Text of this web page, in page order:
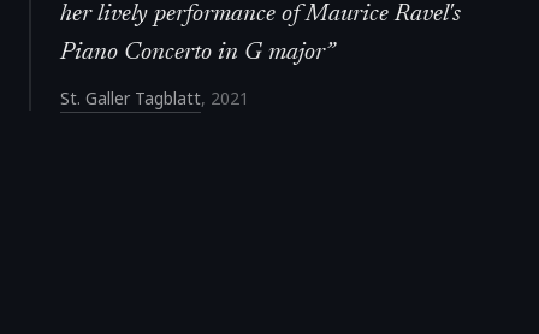
her lively performance of Maurice Ravel's
Piano Concerto in G major”
St. Galler Tagblatt, 2021